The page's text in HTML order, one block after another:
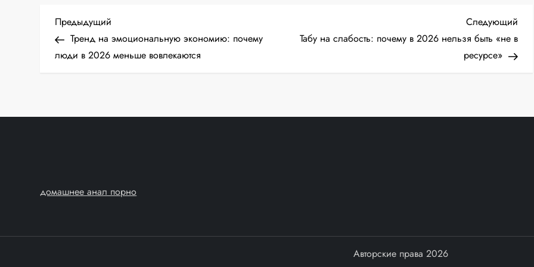
Н
а
и
ц
Предыдущая
запись
Предыдущий
Тренд на эмоциональную экономию: почему
люди в 2026 меньше вовлекаются
Следующий
Табу на слабость: почему в 2026 нельзя быть «не в
ресурсе»
домашнее анал порно
Авторские права 2026